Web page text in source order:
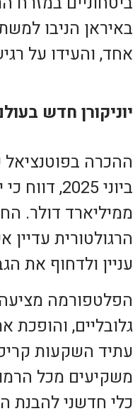
באיראן הניבו
אחד, והעידו על
יוניקורן חדש
ההכרה
ממיליארד דולר.
הרגולטורית עדיין
עניין ולדחוף את
הפלטפורמה מציעה
גלובליים, והופכת
עתיד השקעות
משקיעים מכל
כלי חדשני להבנת